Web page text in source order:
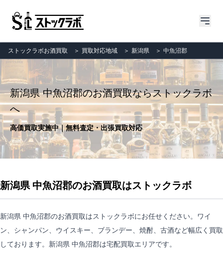
ストックラボお酒買取 ＞ 買取対応地域 ＞ 新潟県 ＞ 中魚沼郡
新潟県 中魚沼郡のお酒買取ならストックラボ
へ
高価買取実施中｜無料査定・出張買取対応
新潟県 中魚沼郡のお酒買取はストックラボ
新潟県 中魚沼郡のお酒買取はストックラボにお任せください。ワイ
ン、シャンパン、ウイスキー、ブランデー、焼酎、古酒など幅広く買取
しております。新潟県 中魚沼郡は宅配買取エリアです。